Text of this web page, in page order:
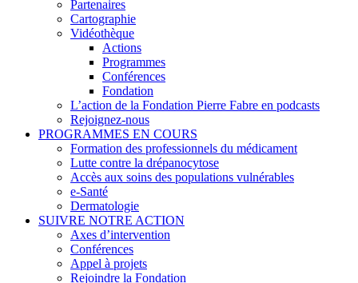
Partenaires
Cartographie
Vidéothèque
Actions
Programmes
Conférences
Fondation
L’action de la Fondation Pierre Fabre en podcasts
Rejoignez-nous
PROGRAMMES EN COURS
Formation des professionnels du médicament
Lutte contre la drépanocytose
Accès aux soins des populations vulnérables
e-Santé
Dermatologie
SUIVRE NOTRE ACTION
Axes d’intervention
Conférences
Appel à projets
Rejoindre la Fondation